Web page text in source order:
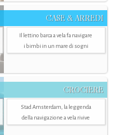
CASE & ARREDI
Il lettino barca a vela fa navigare
i bimbi in un mare di sogni
CROCIERE
Stad Amsterdam, la leggenda
della navigazione a vela rivive